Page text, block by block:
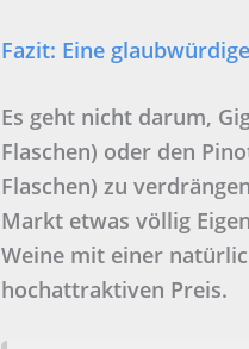
Fazit: Eine
Es geht nicht darum,
Flaschen) oder den
Flaschen) zu
Markt etwas völlig
Weine mit einer
hochattraktiven Preis.